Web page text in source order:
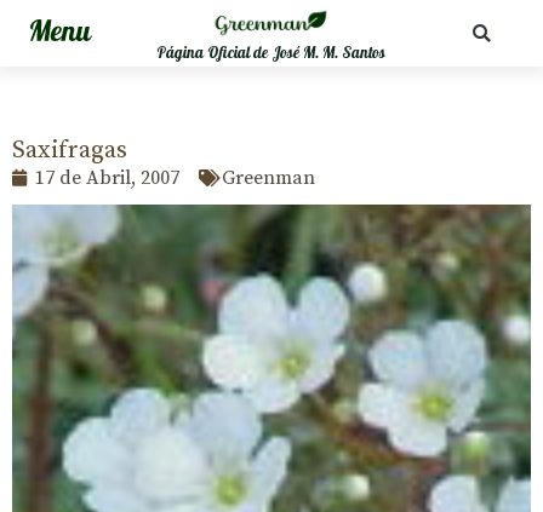
Página Oficial de José M. M. Santos
Saxifragas
17 de Abril, 2007 Greenman